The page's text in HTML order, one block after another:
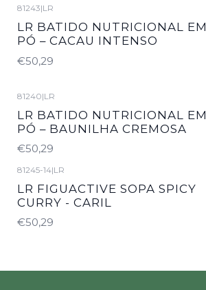
81243|LR
LR BATIDO NUTRICIONAL EM
PÓ – CACAU INTENSO
€50,29
81240|LR
LR BATIDO NUTRICIONAL EM
PÓ – BAUNILHA CREMOSA
€50,29
81245-14|LR
LR FIGUACTIVE SOPA SPICY
CURRY - CARIL
€50,29